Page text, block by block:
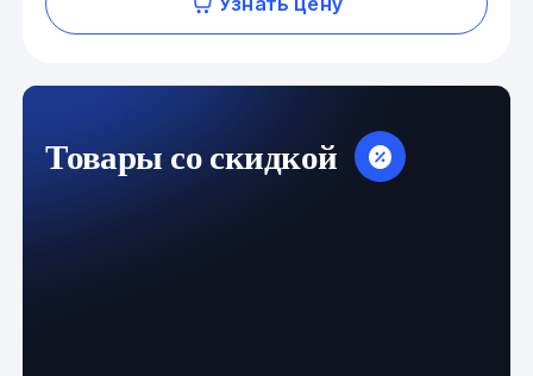
Товары со скидкой